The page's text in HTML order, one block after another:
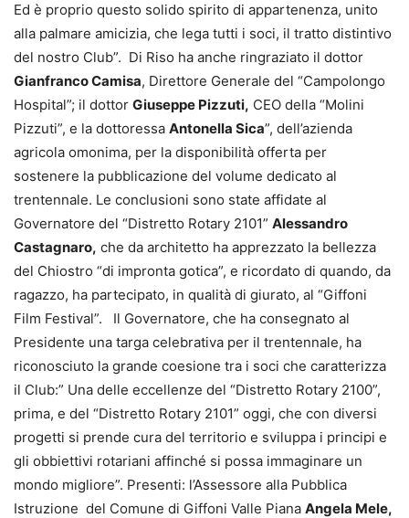
Ed è proprio questo solido spirito di appartenenza, unito
alla palmare amicizia, che lega tutti i soci, il tratto distintivo
del nostro Club”. Di Riso ha anche ringraziato il dottor
Gianfranco Camisa, Direttore Generale del “Campolongo
Hospital”; il dottor Giuseppe Pizzuti, CEO della “Molini
Pizzuti”, e la dottoressa Antonella Sica”, dell’azienda
agricola omonima, per la disponibilità offerta per
sostenere la pubblicazione del volume dedicato al
trentennale. Le conclusioni sono state affidate al
Governatore del “Distretto Rotary 2101” Alessandro
Castagnaro, che da architetto ha apprezzato la bellezza
del Chiostro “di impronta gotica”, e ricordato di quando, da
ragazzo, ha partecipato, in qualità di giurato, al “Giffoni
Film Festival”. Il Governatore, che ha consegnato al
Presidente una targa celebrativa per il trentennale, ha
riconosciuto la grande coesione tra i soci che caratterizza
il Club:” Una delle eccellenze del “Distretto Rotary 2100”,
prima, e del “Distretto Rotary 2101” oggi, che con diversi
progetti si prende cura del territorio e sviluppa i principi e
gli obbiettivi rotariani affinché si possa immaginare un
mondo migliore”. Presenti: l’Assessore alla Pubblica
Istruzione del Comune di Giffoni Valle Piana Angela Mele,